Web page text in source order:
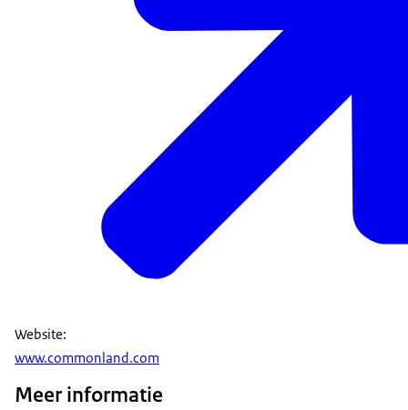
Website:
www.commonland.com
Meer informatie